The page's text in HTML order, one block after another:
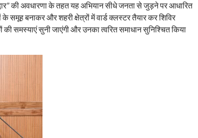
की अवधारणा के तहत यह अभियान सीधे जनता से जुड़ने पर आधारित
के समूह बनाकर और शहरी क्षेत्रों में वार्ड क्लस्टर तैयार कर शिविर
की समस्याएं सुनी जाएंगी और उनका त्वरित समाधान सुनिश्चित किया